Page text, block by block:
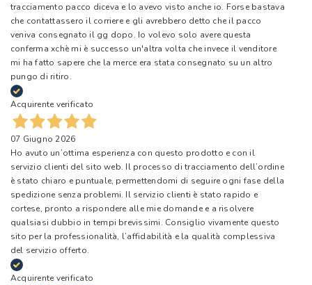
tracciamento pacco diceva e lo avevo visto anche io. Forse bastava
che contattassero il corriere e gli avrebbero detto che il pacco
veniva consegnato il gg dopo. Io volevo solo avere questa
conferma xchè mi è successo un'altra volta che invece il venditore
mi ha fatto sapere che la merce era stata consegnato su un altro
pungo di ritiro.
Acquirente verificato
07 Giugno 2026
Ho avuto un’ottima esperienza con questo prodotto e con il
servizio clienti del sito web. Il processo di tracciamento dell’ordine
è stato chiaro e puntuale, permettendomi di seguire ogni fase della
spedizione senza problemi. Il servizio clienti è stato rapido e
cortese, pronto a rispondere alle mie domande e a risolvere
qualsiasi dubbio in tempi brevissimi. Consiglio vivamente questo
sito per la professionalità, l’affidabilità e la qualità complessiva
del servizio offerto.
Acquirente verificato